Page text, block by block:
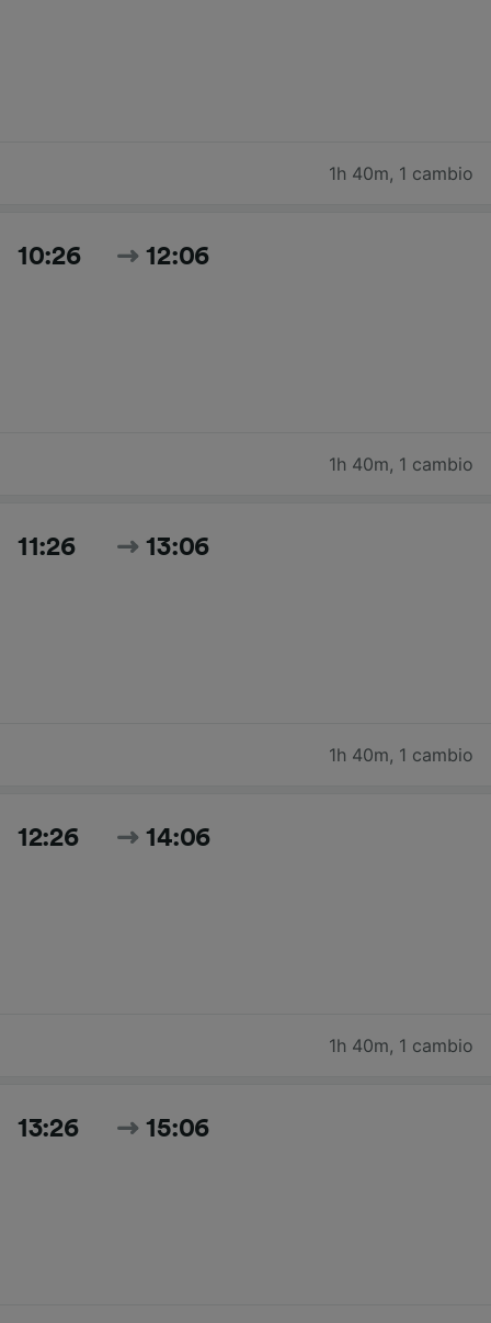
1h 40m, 1 cambio
10:26 12:06
1h 40m, 1 cambio
11:26 13:06
1h 40m, 1 cambio
12:26 14:06
1h 40m, 1 cambio
13:26 15:06